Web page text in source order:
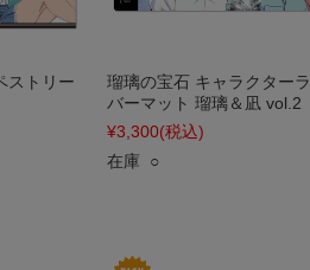
ストリー
瑠璃の宝石 キャラクターラ
バーマット 瑠璃＆凪 vol.2
¥3,300(税込)
在庫 ○